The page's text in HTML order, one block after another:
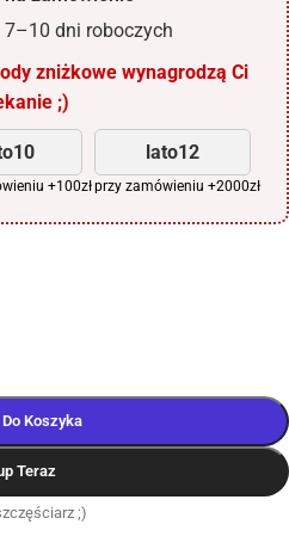
7–10 dni roboczych
zniżkowe wynagrodzą Ci
;)
+100zł
lato12
przy zamówieniu +2000zł
Koszyka
Teraz
;)